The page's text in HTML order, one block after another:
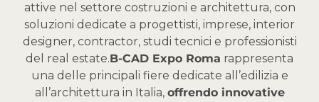
attive nel settore costruzioni e architettura, con
soluzioni dedicate a progettisti, imprese, interior
designer, contractor, studi tecnici e professionisti
del real estate.B-CAD Expo Roma rappresenta
una delle principali fiere dedicate all’edilizia e
all’architettura in Italia, offrendo innovative